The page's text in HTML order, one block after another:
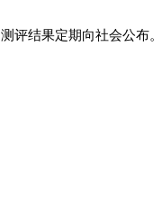
评结果定期向社会公布。